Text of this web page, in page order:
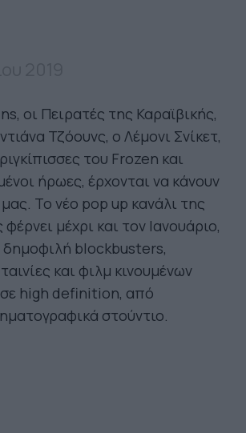
οι Πειρατές της Καραϊβικής,
Τζόουνς, ο Λέμονι Σνίκετ,
του Frozen και
ήρωες, έρχονται να κάνουν
Το νέο pop up κανάλι της
μέχρι και τον Ιανουάριο,
blockbusters,
και φιλμ κινουμένων
σε high definition, από
στούντιο.